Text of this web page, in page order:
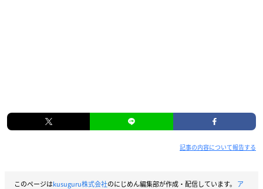
記事の内容について報告する
このページはkusuguru株式会社のにじめん編集部が作成・配信しています。 ア